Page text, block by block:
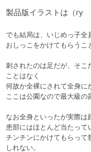
製品版イラストは（ry
でも結局は、いじめっ子全
おしっこをかけてもらう
刺されたのは足だが、そこ
ことはなく
何故か全裸にされて全身に
ここは公園なので最大級の
なお全身といったが実際は
患部にはほとんど当たって
チンチンにかけてもらって
しれない。